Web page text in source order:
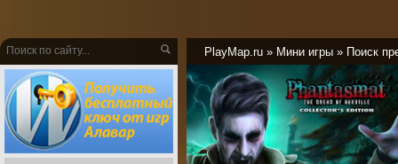
PlayMap.ru » Мини игры » Поиск